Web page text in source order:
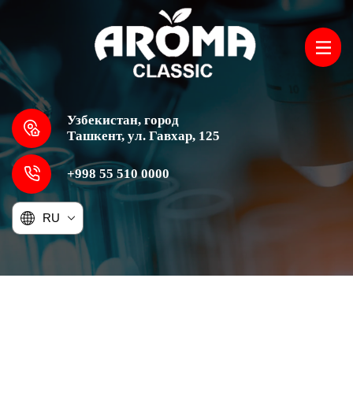
Узбекистан, город
Ташкент, ул. Гавхар, 125
RU
+998 55 510 0000